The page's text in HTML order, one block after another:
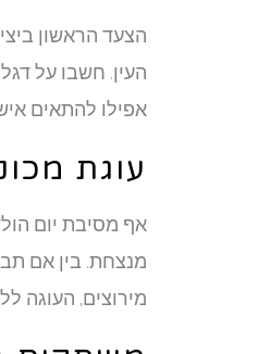
הצעד הראשון
העין. חשבו על
אפילו להתאים
עוגת
אף מסיבת יום
מנצחת. בין אם
מירוצים, העוגה